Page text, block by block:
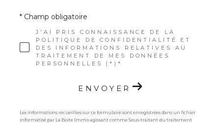
J'AI PRIS CONNAISSANCE DE LA
POLITIQUE DE CONFIDENTIALITÉ ET
DES INFORMATIONS RELATIVES AU
TRAITEMENT DE MES DONNÉES
PERSONNELLES (*)*
* Champ obligatoire
ENVOYER
Les informations recueillies sur ce formulaire sont enregistrées dans un fichier
informatisé par La Boite Immo agissant comme Sous-traitant du traitement